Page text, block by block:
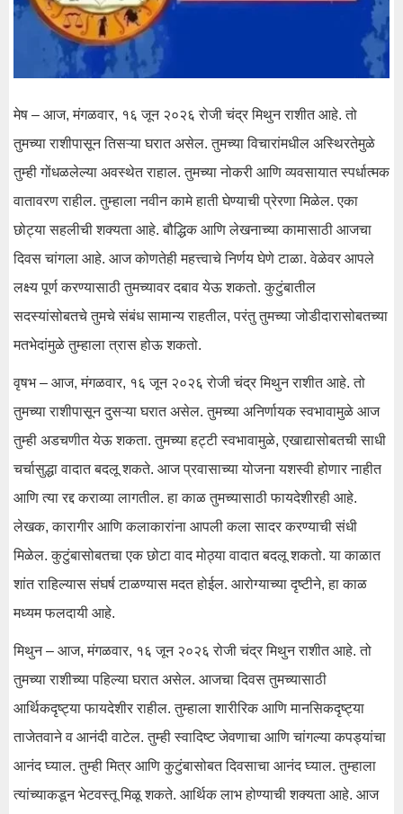
मेष – आज, मंगळवार, १६ जून २०२६ रोजी चंद्र मिथुन राशीत आहे. तो
तुमच्या राशीपासून तिसऱ्या घरात असेल. तुमच्या विचारांमधील अस्थिरतेमुळे
तुम्ही गोंधळलेल्या अवस्थेत राहाल. तुमच्या नोकरी आणि व्यवसायात स्पर्धात्मक
वातावरण राहील. तुम्हाला नवीन कामे हाती घेण्याची प्रेरणा मिळेल. एका
छोट्या सहलीची शक्यता आहे. बौद्धिक आणि लेखनाच्या कामासाठी आजचा
दिवस चांगला आहे. आज कोणतेही महत्त्वाचे निर्णय घेणे टाळा. वेळेवर आपले
लक्ष्य पूर्ण करण्यासाठी तुमच्यावर दबाव येऊ शकतो. कुटुंबातील
सदस्यांसोबतचे तुमचे संबंध सामान्य राहतील, परंतु तुमच्या जोडीदारासोबतच्या
मतभेदांमुळे तुम्हाला त्रास होऊ शकतो.
वृषभ – आज, मंगळवार, १६ जून २०२६ रोजी चंद्र मिथुन राशीत आहे. तो
तुमच्या राशीपासून दुसऱ्या घरात असेल. तुमच्या अनिर्णायक स्वभावामुळे आज
तुम्ही अडचणीत येऊ शकता. तुमच्या हट्टी स्वभावामुळे, एखाद्यासोबतची साधी
चर्चासुद्धा वादात बदलू शकते. आज प्रवासाच्या योजना यशस्वी होणार नाहीत
आणि त्या रद्द कराव्या लागतील. हा काळ तुमच्यासाठी फायदेशीरही आहे.
लेखक, कारागीर आणि कलाकारांना आपली कला सादर करण्याची संधी
मिळेल. कुटुंबासोबतचा एक छोटा वाद मोठ्या वादात बदलू शकतो. या काळात
शांत राहिल्यास संघर्ष टाळण्यास मदत होईल. आरोग्याच्या दृष्टीने, हा काळ
मध्यम फलदायी आहे.
मिथुन – आज, मंगळवार, १६ जून २०२६ रोजी चंद्र मिथुन राशीत आहे. तो
तुमच्या राशीच्या पहिल्या घरात असेल. आजचा दिवस तुमच्यासाठी
आर्थिकदृष्ट्या फायदेशीर राहील. तुम्हाला शारीरिक आणि मानसिकदृष्ट्या
ताजेतवाने व आनंदी वाटेल. तुम्ही स्वादिष्ट जेवणाचा आणि चांगल्या कपड्यांचा
आनंद घ्याल. तुम्ही मित्र आणि कुटुंबासोबत दिवसाचा आनंद घ्याल. तुम्हाला
त्यांच्याकडून भेटवस्तू मिळू शकते. आर्थिक लाभ होण्याची शक्यता आहे. आज